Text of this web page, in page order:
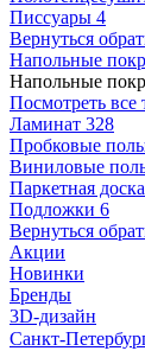
Писсуары 4
Вернуться
Напольные
Напольные
Посмотреть все
Ламинат 328
Пробковые
Виниловые
Паркетная доска
Подложки 6
Вернуться
Акции
Новинки
Бренды
3D-дизайн
Санкт-